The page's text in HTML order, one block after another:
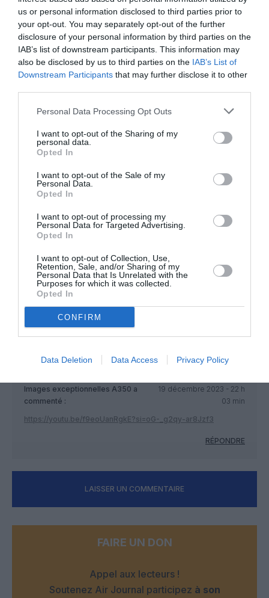
us or personal information disclosed to third parties prior to
your opt-out. You may separately opt-out of the further
disclosure of your personal information by third parties on the
IAB’s list of downstream participants. This information may
also be disclosed by us to third parties on the IAB’s List of
Downstream Participants that may further disclose it to other
Personal Data Processing Opt Outs
I want to opt-out of the Sharing of my
personal data.
Opted In
I want to opt-out of the Sale of my
Personal Data.
Opted In
I want to opt-out of processing my
Personal Data for Targeted Advertising.
Opted In
I want to opt-out of Collection, Use,
Retention, Sale, and/or Sharing of my
Personal Data that Is Unrelated with the
Purposes for which it was collected.
Opted In
CONFIRM
Data Deletion Data Access Privacy Policy
Plus de 1000 moteurs en service... a
commenté :
17 décembre 2023 - 17 h
52 min
Il vole aujourd’hui environ 640 A350 soit 1280 moteurs…
La version 1000 exploitée depuis des années en très long
courrier.
Aucun problème constaté.
Je regrette simplement que les moteurs des gros porteurs
Des pays comme l’Allemagne et la France et d’autres
devraient s’allier (comme l’a fait Airbus) pour avoir leur propre
création et réalisation.
RÉPONDRE
Bencelloa commenté :
18 décembre 2023 - 10 h
Il est certain que RR aura vécu une année 2023 fructueuse,
après des périodes précédentes à enchainer les
déconvenues: problèmes techniques, pertes financières,
licenciements.
Curieux de voir si les “derniers” 2500 départs (non
productifs) ne vont pas grever le redécollage du motoriste.
Images exceptionnelles A350 a
commenté :
19 décembre 2023 - 22 h
03 min
https://youtu.be/f9eoUanRgkE?si=oG-_g2qy-ar8Jzf3
RÉPONDRE
LAISSER UN COMMENTAIRE
FAIRE UN DON
Appel aux lecteurs !
Soutenez Air Journal participez à son